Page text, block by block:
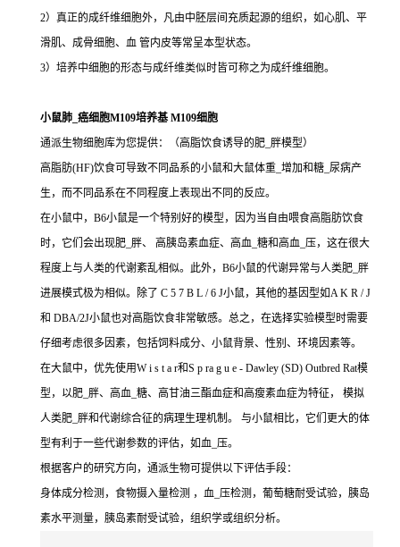
2）真正的成纤维细胞外，凡由中胚层间充质起源的组织，如心肌、平
滑肌、成骨细胞、血 管内皮等常呈本型状态。
3）培养中细胞的形态与成纤维类似时皆可称之为成纤维细胞。
小鼠肺_癌细胞M109培养基 M109细胞
通派生物细胞库为您提供：（高脂饮食诱导的肥_胖模型）
高脂肪(HF)饮食可导致不同品系的小鼠和大鼠体重_增加和糖_尿病产
生，而不同品系在不同程度上表现出不同的反应。
在小鼠中，B6小鼠是一个特别好的模型，因为当自由喂食高脂肪饮食
时，它们会出现肥_胖、 高胰岛素血症、高血_糖和高血_压，这在很大
程度上与人类的代谢紊乱相似。此外，B6小鼠的代谢异常与人类肥_胖
进展模式极为相似。除了 C 5 7 B L / 6 J小鼠，其他的基因型如A K R / J
和 DBA/2J小鼠也对高脂饮食非常敏感。总之，在选择实验模型时需要
仔细考虑很多因素，包括饲料成分、小鼠背景、性别、环境因素等。
在大鼠中，优先使用W i s t a r和S p ra g u e - Dawley (SD) Outbred Rat模
型，以肥_胖、高血_糖、高甘油三酯血症和高瘦素血症为特征， 模拟
人类肥_胖和代谢综合征的病理生理机制。 与小鼠相比，它们更大的体
型有利于一些代谢参数的评估，如血_压。
根据客户的研究方向，通派生物可提供以下评估手段：
身体成分检测，食物摄入量检测 ，血_压检测，葡萄糖耐受试验，胰岛
素水平测量，胰岛素耐受试验，组织学或组织分析。